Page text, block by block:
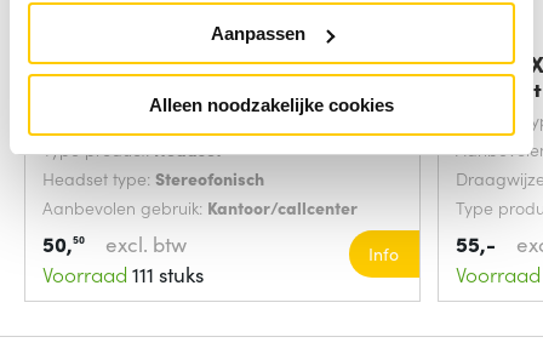
Aanpassen
Alleen noodzakelijke cookies
Sandberg 126-30
Type product:Headset
Headset type: Stereofonisch
Aanbevolen gebruik: Kantoor/callcenter
50,50
excl. btw
Voorraad 111 stuks
Info
Trust
Headset
Type
55,-
Voorraad